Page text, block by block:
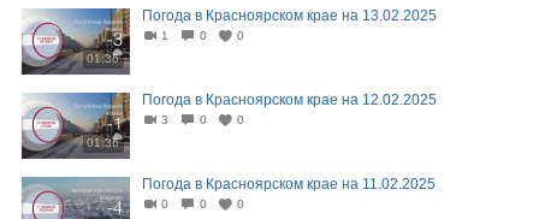
01:36
Погода в Красноярском крае на 13.02.2025
1 0 0
01:36
Погода в Красноярском крае на 12.02.2025
3 0 0
Погода в Красноярском крае на 11.02.2025
0 0 0